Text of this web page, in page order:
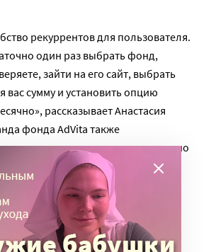
рекуррентов для пользователя.
один раз выбрать фонд,
зайти на его сайт, выбрать
сумму и установить опцию
рассказывает Анастасия
фонда AdVita также
при подписке на рекуррент можно
и при необходимости легко
ежемесячные пожертвования,
право помогать так, как они